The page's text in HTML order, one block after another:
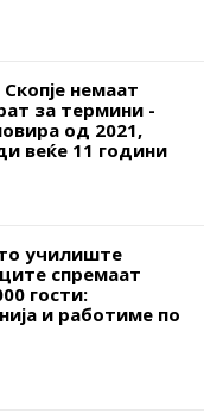
немаат
за термини -
од 2021,
веќе 11 години
училиште
спремаат
гости:
и работиме по